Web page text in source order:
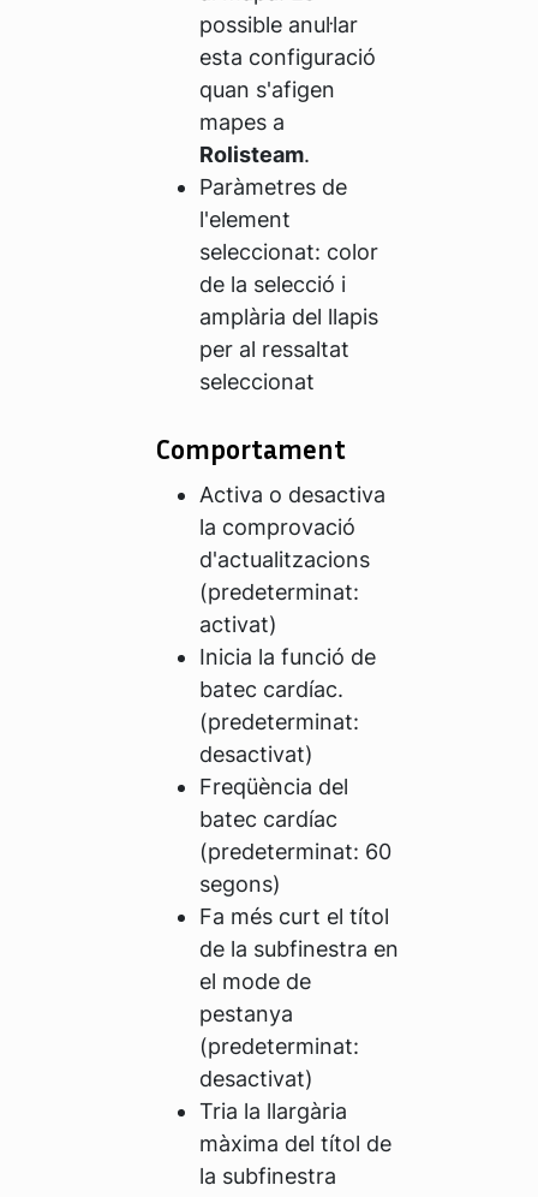
possible anul·lar
esta configuració
quan s'afigen
mapes a
Rolisteam.
Paràmetres de
l'element
seleccionat: color
de la selecció i
amplària del llapis
per al ressaltat
seleccionat
Comportament
Activa o desactiva
la comprovació
d'actualitzacions
(predeterminat:
activat)
Inicia la funció de
batec cardíac.
(predeterminat:
desactivat)
Freqüència del
batec cardíac
(predeterminat: 60
segons)
Fa més curt el títol
de la subfinestra en
el mode de
pestanya
(predeterminat:
desactivat)
Tria la llargària
màxima del títol de
la subfinestra